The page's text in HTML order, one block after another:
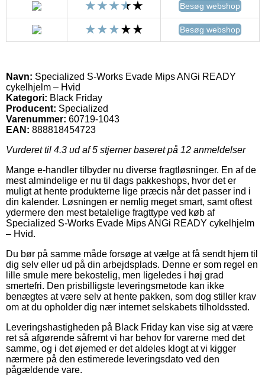
Besøg webshop
Besøg webshop
Navn: Specialized S-Works Evade Mips ANGi READY
cykelhjelm – Hvid
Kategori: Black Friday
Producent: Specialized
Varenummer: 60719-1043
EAN: 888818454723
Vurderet til 4.3 ud af 5 stjerner baseret på 12 anmeldelser
Mange e-handler tilbyder nu diverse fragtløsninger. En af de
mest almindelige er nu til dags pakkeshops, hvor det er
muligt at hente produkterne lige præcis når det passer ind i
din kalender. Løsningen er nemlig meget smart, samt oftest
ydermere den mest betalelige fragttype ved køb af
Specialized S-Works Evade Mips ANGi READY cykelhjelm
– Hvid.
Du bør på samme måde forsøge at vælge at få sendt hjem til
dig selv eller ud på din arbejdsplads. Denne er som regel en
lille smule mere bekostelig, men ligeledes i høj grad
smertefri. Den prisbilligste leveringsmetode kan ikke
benægtes at være selv at hente pakken, som dog stiller krav
om at du opholder dig nær internet selskabets tilholdssted.
Leveringshastigheden på Black Friday kan vise sig at være
ret så afgørende såfremt vi har behov for varerne med det
samme, og i det øjemed er det aldeles klogt at vi kigger
nærmere på den estimerede leveringsdato ved den
pågældende vare.